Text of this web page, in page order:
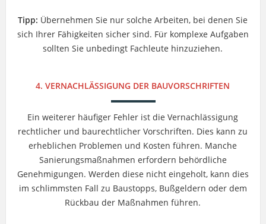
Tipp: Übernehmen Sie nur solche Arbeiten, bei denen Sie
sich Ihrer Fähigkeiten sicher sind. Für komplexe Aufgaben
sollten Sie unbedingt Fachleute hinzuziehen.
4. VERNACHLÄSSIGUNG DER BAUVORSCHRIFTEN
Ein weiterer häufiger Fehler ist die Vernachlässigung
rechtlicher und baurechtlicher Vorschriften. Dies kann zu
erheblichen Problemen und Kosten führen. Manche
Sanierungsmaßnahmen erfordern behördliche
Genehmigungen. Werden diese nicht eingeholt, kann dies
im schlimmsten Fall zu Baustopps, Bußgeldern oder dem
Rückbau der Maßnahmen führen.